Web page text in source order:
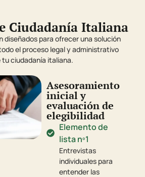
Ciudadanía Italiana
diseñados para ofrecer una solución
el proceso legal y administrativo
ciudadanía italiana.
Asesoramiento
inicial y
evaluación de
elegibilidad
Elemento de
lista nº1
Entrevistas
individuales para
entender las